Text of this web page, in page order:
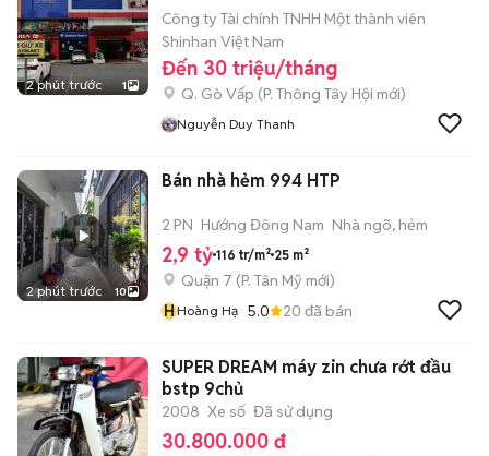
2 phút trước 1
Công ty Tài chính TNHH Một thành viên
Shinhan Việt Nam
Đến 30 triệu/tháng
Q. Gò Vấp (P. Thông Tây Hội mới)
Nguyễn Duy Thanh
2 phút trước 10
Bán nhà hẻm 994 HTP
2 PN Hướng Đông Nam Nhà ngõ, hẻm
2,9 tỷ 116 tr/m² 25 m²
Quận 7 (P. Tân Mỹ mới)
HHoàng Hạ 5.0 20 đã bán
SUPER DREAM máy zin chưa rớt đầu
bstp 9chủ
2008 Xe số Đã sử dụng
30.800.000 đ